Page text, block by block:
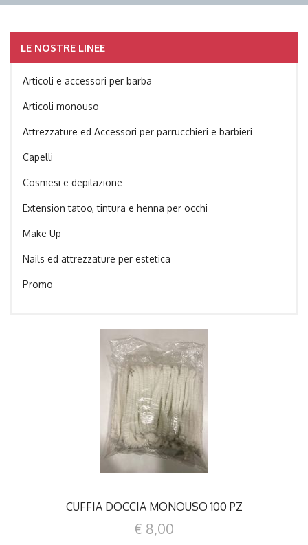
LE NOSTRE LINEE
Articoli e accessori per barba
Articoli monouso
Attrezzature ed Accessori per parrucchieri e barbieri
Capelli
Cosmesi e depilazione
Extension tatoo, tintura e henna per occhi
Make Up
Nails ed attrezzature per estetica
Promo
DETTAGLI
CUFFIA DOCCIA MONOUSO 100 PZ
€ 8,00